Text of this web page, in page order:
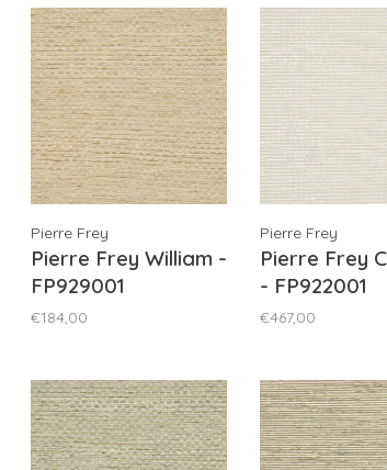
Pierre Frey
Pierre Frey William -
FP929001
€184,00
Pierre Frey
Pierre Frey
- FP922001
€467,00